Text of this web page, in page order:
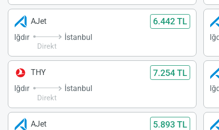
AJet 6.442 TL
Iğdır
Direkt
İstanbul
THY 7.254 TL
Iğdır
Direkt
İstanbul
AJet 5.893 TL